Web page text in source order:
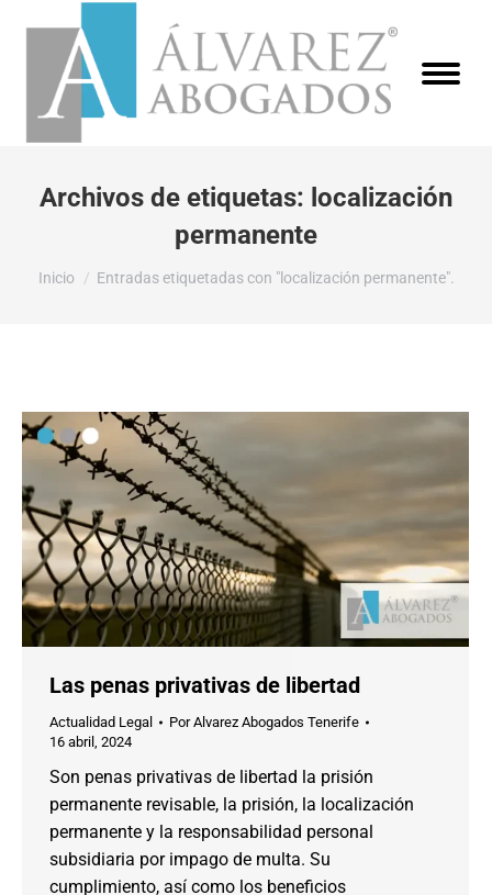
Archivos de etiquetas: localización
permanente
Estás aquí:
Inicio Entradas etiquetadas con "localización permanente".
Las penas privativas de libertad
Actualidad Legal PorAlvarez Abogados Tenerife
16 abril, 2024
Son penas privativas de libertad la prisión
permanente revisable, la prisión, la localización
permanente y la responsabilidad personal
subsidiaria por impago de multa. Su
cumplimiento, así como los beneficios